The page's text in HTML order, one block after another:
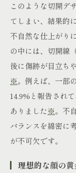
このような切開デ
てしまい、結果的
不自然な仕上がり
の中には、切開線
後に傷跡が目立ち
※。例えば、一部
14.9%と報告され
ありました※。不
バランスを綿密に
が不可欠です。
理想的な顔の